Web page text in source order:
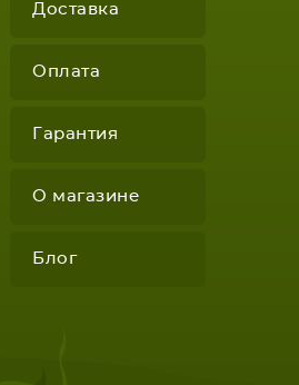
Доставка
Оплата
Гарантия
О магазине
Блог